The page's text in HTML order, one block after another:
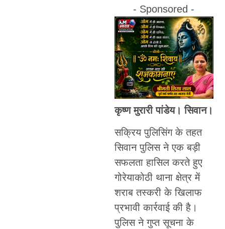
- Sponsored -
कृष्ण मुरारी पांडेय। सिवान।
सक्रिय पुलिसिंग के तहत
सिवान पुलिस ने एक बड़ी
सफलता हासिल करते हुए
गोरेयाकोठी थाना क्षेत्र में
शराब तस्करी के खिलाफ
प्रभावी कार्रवाई की है।
पुलिस ने गुप्त सूचना के